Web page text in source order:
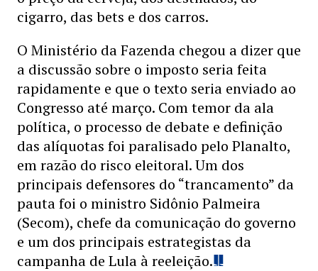
cigarro, das bets e dos carros.
O Ministério da Fazenda chegou a dizer que
a discussão sobre o imposto seria feita
rapidamente e que o texto seria enviado ao
Congresso até março. Com temor da ala
política, o processo de debate e definição
das alíquotas foi paralisado pelo Planalto,
em razão do risco eleitoral. Um dos
principais defensores do “trancamento” da
pauta foi o ministro Sidônio Palmeira
(Secom), chefe da comunicação do governo
e um dos principais estrategistas da
campanha de Lula à reeleição.